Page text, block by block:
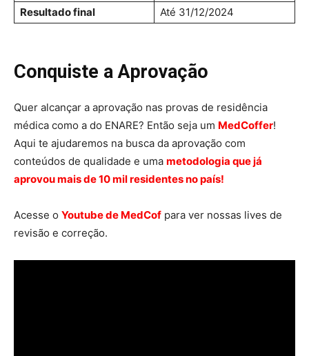
Resultado final Até 31/12/2024
Conquiste a Aprovação
Quer alcançar a aprovação nas provas de residência
médica como a do ENARE? Então seja um MedCoffer!
Aqui te ajudaremos na busca da aprovação com
conteúdos de qualidade e uma metodologia que já
aprovou mais de 10 mil residentes no país!
Acesse o Youtube de MedCof para ver nossas lives de
revisão e correção.